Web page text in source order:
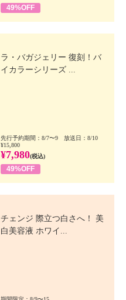
49%OFF
ラ・バガジェリー 復刻！バ
イカラーシリーズ ...
先行予約期間：8/7〜9 放送日：8/10
¥15,800
¥7,980(税込)
49%OFF
チェンジ 際立つ白さへ！ 美
白美容液 ホワイ...